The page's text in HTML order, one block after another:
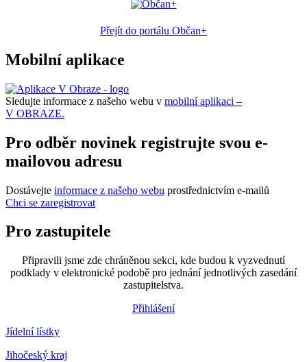
Přejít do portálu Občan+
Mobilní aplikace
Sledujte informace z našeho webu v mobilní aplikaci –
V OBRAZE.
Pro odběr novinek registrujte svou e-
mailovou adresu
Dostávejte informace z našeho webu prostřednictvím e-mailů
Chci se zaregistrovat
Pro zastupitele
Připravili jsme zde chráněnou sekci, kde budou k vyzvednutí
podklady v elektronické podobě pro jednání jednotlivých zasedání
zastupitelstva.
Přihlášení
Jídelní lístky
Jihočeský kraj